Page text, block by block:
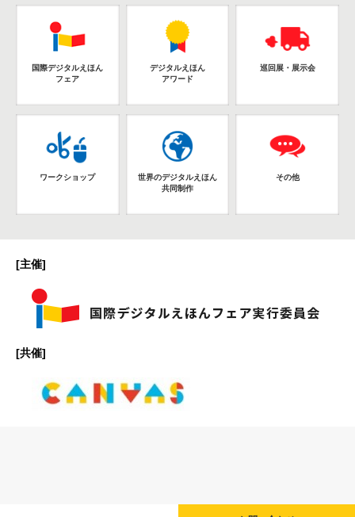
国際デジタルえほん
フェア
デジタルえほん
アワード
巡回展・展示会
ワークショップ
世界のデジタルえほん
共同制作
その他
[主催]
[共催]